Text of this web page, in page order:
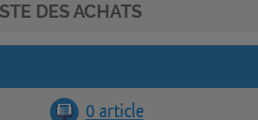
DES ACHATS
0 article